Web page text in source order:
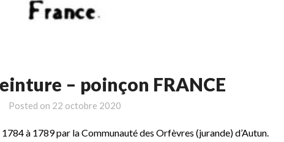
– poinçon FRANCE
Posted on 22 octobre 2020
à 1789 par la Communauté des Orfèvres (jurande) d’Autun.